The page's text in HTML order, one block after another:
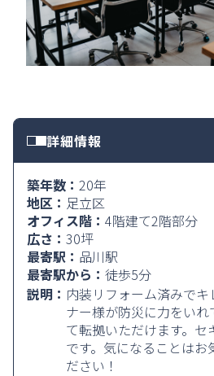
詳細情報
築年数： 20年
地区： 足立区
オフィス階： 4階建て2階部分
広さ： 30坪
最寄駅： 品川駅
最寄駅から： 徒歩5分
説明： 内装リフォーム済みで
ナー様が防災に力をい
て転拠いただけます。セ
です。気になることはお
ださい！